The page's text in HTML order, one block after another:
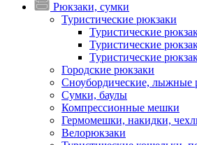
Рюкзаки, сумки
Туристические рюкзаки
Туристические
Туристические
Туристические
Городские рюкзаки
Сноубордические, лыжные
Сумки, баулы
Компрессионные мешки
Гермомешки, накидки,
Велорюкзаки